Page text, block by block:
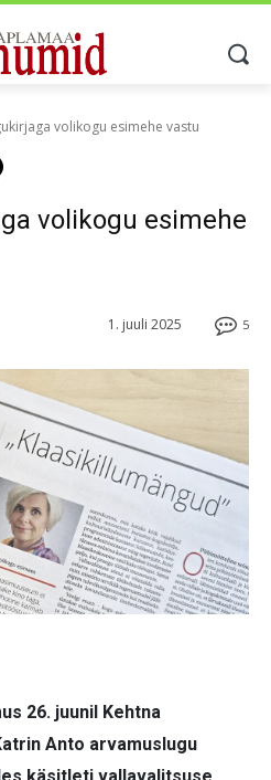
volikogu esimehe vastu
volikogu esimehe
5
1. juuli 2025
26. juunil Kehtna
Anto arvamuslugu